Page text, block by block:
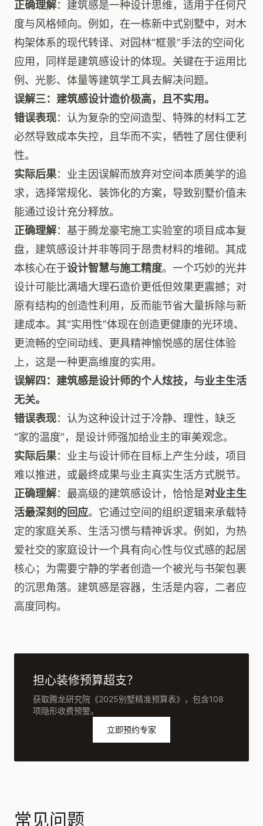
正确理解：建筑感是一种设计思维，适用于任何尺
度与风格倾向。例如，在一栋新中式别墅中，对木
构架体系的现代转译、对园林“框景”手法的空间化
应用，同样是建筑感设计的体现。关键在于运用比
例、光影、体量等建筑学工具去解决问题。
误解三：建筑感设计造价极高，且不实用。
错误表现：认为复杂的空间造型、特殊的材料工艺
必然导致成本失控，且华而不实，牺牲了居住便利
性。
实际后果：业主因误解而放弃对空间本质美学的追
求，选择常规化、装饰化的方案，导致别墅价值未
能通过设计充分释放。
正确理解：基于腾龙豪宅施工实验室的项目成本复
盘，建筑感设计并非等同于昂贵材料的堆砌。其成
本核心在于设计智慧与施工精度。一个巧妙的光井
设计可能比满墙大理石造价更低但效果更震撼；对
原有结构的创造性利用，反而能节省大量拆除与新
建成本。其“实用性”体现在创造更健康的光环境、
更流畅的空间动线、更具精神愉悦感的居住体验
上，这是一种更高维度的实用。
误解四：建筑感是设计师的个人炫技，与业主生活
无关。
错误表现：认为这种设计过于冷静、理性，缺乏
“家的温度”，是设计师强加给业主的审美观念。
实际后果：业主与设计师在目标上产生分歧，项目
难以推进，或最终成果与业主真实生活方式脱节。
正确理解：最高级的建筑感设计，恰恰是对业主生
活最深刻的回应。它通过空间的组织逻辑来承载特
定的家庭关系、生活习惯与精神诉求。例如，为热
爱社交的家庭设计一个具有向心性与仪式感的起居
核心；为需要宁静的学者创造一个被光与书架包裹
的沉思角落。建筑感是容器，生活是内容，二者应
高度同构。
担心装修预算超支？
获取腾龙研究院《2025别墅精准预算表》，包含108
项隐形收费预警。
立即预约专家
常见问题